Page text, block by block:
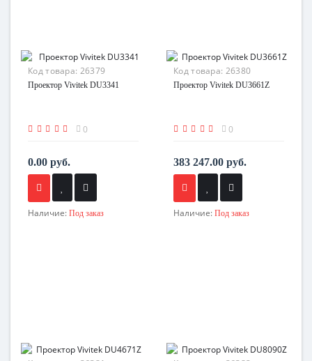
Код товара: 26379
Проектор Vivitek DU3341
0
0.00 руб.
Наличие: Под заказ
Код товара: 26380
Проектор Vivitek DU3661Z
0
383 247.00 руб.
Наличие: Под заказ